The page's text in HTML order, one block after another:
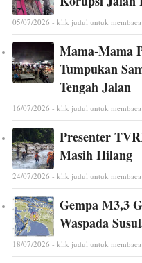
05/07/2026 - klik judul untuk membaca
Mama-Mama
Tumpukan
Tengah Jalan
16/07/2026 - klik judul untuk membaca
Presenter
Masih Hilang
24/07/2026 - klik judul untuk membaca
Gempa M3,3
Waspada
18/07/2026 - klik judul untuk membaca